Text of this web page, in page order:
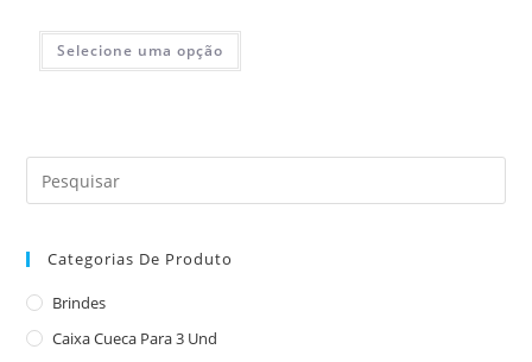
Selecione uma opção
Categorias De Produto
Brindes
Caixa Cueca Para 3 Und